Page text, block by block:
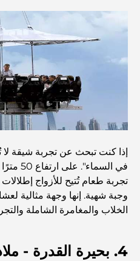
أشياء يمكنك القيام بها في
إفطار رمضاني لا يُنسى
المقاهي في منطقة الخليج
والمجتمع
الطعام
استكشاف مطاعم جميرا
إذا كنت تبحث عن تجربة شيقة
في
تجربة طعام تُتيح للأزواج إطلالات
وجبة شهية. إنها وجهة مثالية
الخلاب والمغامرة الشاملة
4. بحيرة القدرة - ملاذ هادئ ورومانسي